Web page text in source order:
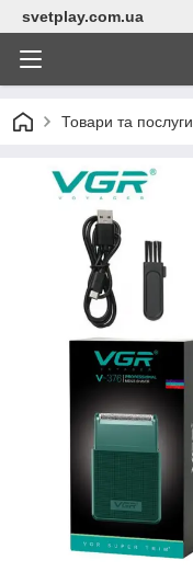
svetplay.com.ua
Товари та послуги